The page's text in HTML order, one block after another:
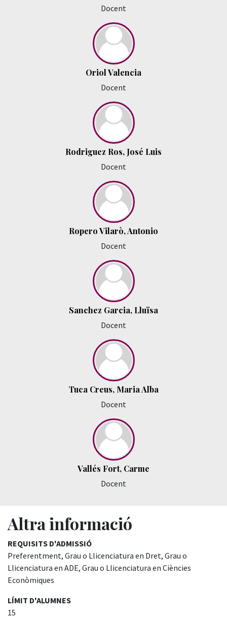
Docent
Oriol Valencia
Docent
Rodriguez Ros, José Luis
Docent
Ropero Vilarò, Antonio
Docent
Sanchez Garcia, Lluïsa
Docent
Tuca Creus, Maria Alba
Docent
Vallés Fort, Carme
Docent
Altra informació
REQUISITS D'ADMISSIÓ
Preferentment, Grau o Llicenciatura en Dret, Grau o
Llicenciatura en ADE, Grau o Llicenciatura en Ciències
Econòmiques
LÍMIT D'ALUMNES
15